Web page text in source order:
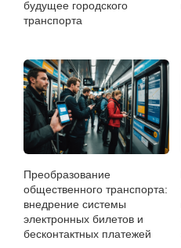
будущее городского
транспорта
Преобразование
общественного транспорта:
внедрение системы
электронных билетов и
бесконтактных платежей